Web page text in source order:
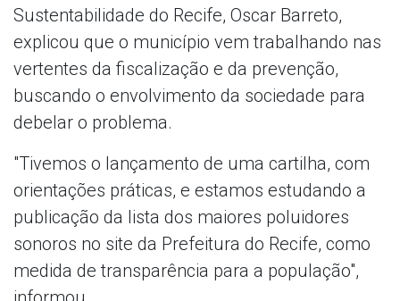
Sustentabilidade do Recife, Oscar Barreto,
explicou que o município vem trabalhando nas
vertentes da fiscalização e da prevenção,
buscando o envolvimento da sociedade para
debelar o problema.
"Tivemos o lançamento de uma cartilha, com
orientações práticas, e estamos estudando a
publicação da lista dos maiores poluidores
sonoros no site da Prefeitura do Recife, como
medida de transparência para a população",